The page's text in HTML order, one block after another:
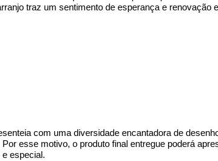
traz um sentimento de esperança e renovação
com uma diversidade encantadora de
Por esse motivo, o produto final entregue poderá
especial.